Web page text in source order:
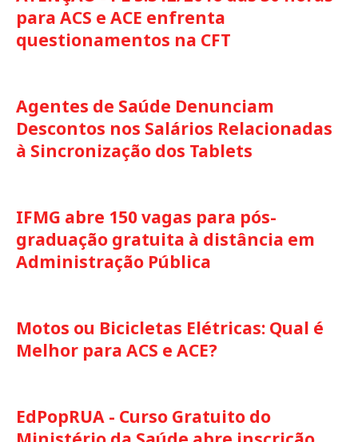
para ACS e ACE enfrenta
questionamentos na CFT
Agentes de Saúde Denunciam
Descontos nos Salários Relacionadas
à Sincronização dos Tablets
IFMG abre 150 vagas para pós-
graduação gratuita à distância em
Administração Pública
Motos ou Bicicletas Elétricas: Qual é
Melhor para ACS e ACE?
EdPopRUA - Curso Gratuito do